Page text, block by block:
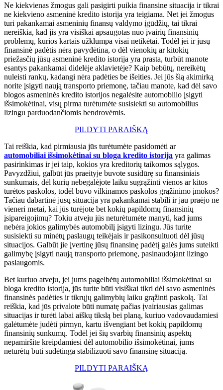
Ne kiekvienas žmogus gali pasigirti puikia finansine situacija ir tikrai
ne kiekvieno asmeninė kredito istorija yra teigiama. Net jei žmogus
turi pakankamai asmeninių finansų valdymo įgūdžių, tai tikrai
nereiškia, kad jis yra visiškai apsaugotas nuo įvairių finansinių
problemų, kurios kartais užklumpa visai netikėtai. Todėl jei ir jūsų
finansinė padėtis nėra pavydėtina, o dėl vienokių ar kitokių
priežasčių jūsų asmeninė kredito istorija yra prasta, turbūt manote
esantys pakankamai didelėje aklavietėje? Kaip bebūtų, nereikėtų
nuleisti rankų, kadangi nėra padėties be išeities. Jei jūs šią akimirką
norite įsigyti naują transporto priemonę, tačiau manote, kad dėl savo
blogos asmeninės kredito istorijos negalėsite automobilio įsigyti
išsimokėtinai, visų pirma turėtumėte susisiekti su automobilius
lizingu parduodančiomis bendrovėmis.
PILDYTI PARAIŠKĄ
Tai reiškia, kad pirmiausia jūs turėtumėte pasidomėti ar
automobiliai išsimokėtinai su bloga kredito istorija yra galimas
pasirinkimas ir jei taip, kokios yra kreditorių taikomos sąlygos.
Pavyzdžiui, galbūt jūs praeityje buvote susidūrę su finansiniais
sunkumais, dėl kurių nebegalėjote laiku sugrąžinti vienos ar kitos
turėtos paskolos, todėl buvo vilkinamos paskolos grąžinimo įmokos?
Tačiau dabartinė jūsų situacija yra pakankamai stabili ir jau praėjo ne
vieneri metai, kai jūs turėjote bet kokių papildomų finansinių
įsipareigojimų? Tokiu atveju jūs neturėtumėte manyti, kad jums
nebėra jokios galimybės automobilį įsigyti lizingu. Jūs turite
susisiekti su minėtų paslaugų teikėjais ir pasikonsultuoti dėl jūsų
situacijos. Galbūt jie įvertinę jūsų finansinę padėtį galės jums suteikti
galimybę įsigyti naują transporto priemonę, pasinaudojant lizingo
paslaugomis.
Bet kuriuo atveju, jei jums pagelbėtų automobiliai išsimokėtinai su
bloga kredito istorija, jūs turite būti visiškai tikri dėl savo asmeninės
finansinės padėties ir tikrųjų galimybių laiku grąžinti paskolą. Tai
reiškia, kad jūs privalote būti numatę pačias įvairiausias galimas
situacijas ir turėti labai aiškų tikslą bei planą, kuriuo vadovaudamiesi
galėtumėte judėti pirmyn, kartu išvengiant bet kokių papildomų
finansinių sunkumų. Todėl jei šių svarbių finansinių aspektų
nepamiršite kreipdamiesi dėl automobilio išsimokėtinai, jums
neturėtų būti sudėtinga stabilizuoti savo finansinę situaciją.
PILDYTI PARAIŠKĄ